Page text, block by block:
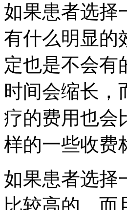
如果患者选择
有什么明显的
定也是不会有
时间会缩长，
疗的费用也会
样的一些收费
如果患者选择
比较高的。而